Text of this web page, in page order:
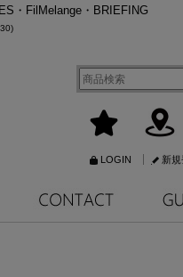
・FilMelange・BRIEFING
LOGIN 新